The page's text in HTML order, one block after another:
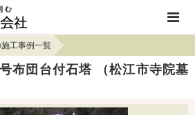
工事例一覧
布団台付石塔 （松江市寺院墓